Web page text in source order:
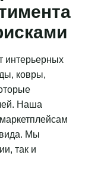
интерьерных
ковры,
Наша
Мы
так и